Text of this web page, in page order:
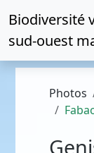
Biodiversité
sud-ouest
Photos